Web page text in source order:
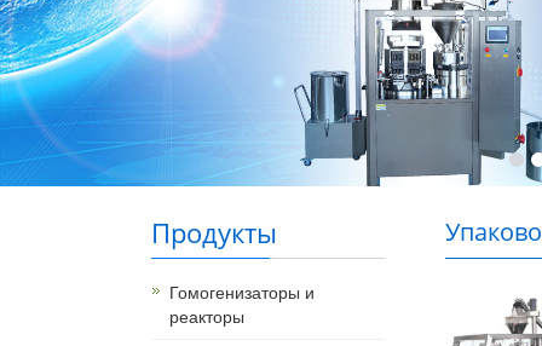
Продукты
Гомогенизаторы и
реакторы